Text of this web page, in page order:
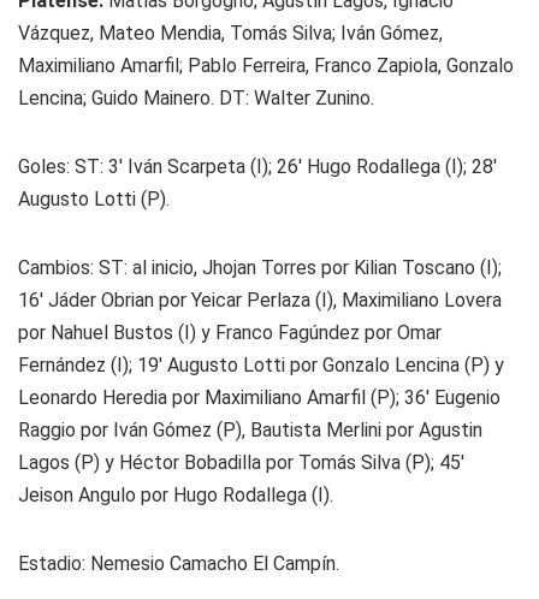
Vázquez, Mateo Mendia, Tomás Silva; Iván Gómez,
Maximiliano Amarfil; Pablo Ferreira, Franco Zapiola, Gonzalo
Lencina; Guido Mainero. DT: Walter Zunino.
Goles: ST: 3' Iván Scarpeta (I); 26' Hugo Rodallega (I); 28'
Augusto Lotti (P).
Cambios: ST: al inicio, Jhojan Torres por Kilian Toscano (I);
16' Jáder Obrian por Yeicar Perlaza (I), Maximiliano Lovera
por Nahuel Bustos (I) y Franco Fagúndez por Omar
Fernández (I); 19' Augusto Lotti por Gonzalo Lencina (P) y
Leonardo Heredia por Maximiliano Amarfil (P); 36' Eugenio
Raggio por Iván Gómez (P), Bautista Merlini por Agustin
Lagos (P) y Héctor Bobadilla por Tomás Silva (P); 45'
Jeison Angulo por Hugo Rodallega (I).
Estadio: Nemesio Camacho El Campín.